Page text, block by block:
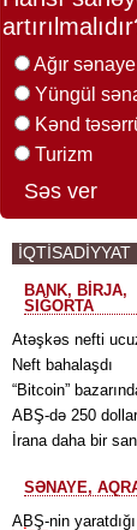
Ağır sənaye
Yüngül
Kənd
Turizm
Səs ver
İQTİSADİYYAT
BANK, BİRJA,
SIĞORTA
Atəşkəs nefti
Neft bahalaşdı
“Bitcoin”
ABŞ-də 250
İrana daha bir
SƏNAYE,
ABŞ-nin